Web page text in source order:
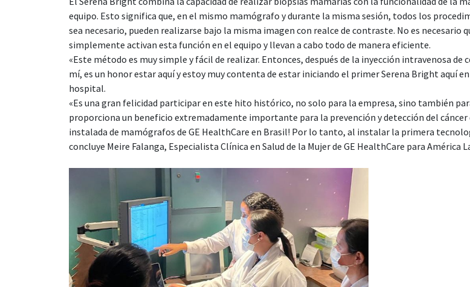
equipo. Esto significa que, en el mismo mamógrafo y durante la misma sesión, todos los
sea necesario, pueden realizarse bajo la misma imagen con realce de contraste. No es necesario
simplemente activan esta función en el equipo y llevan a cabo todo de manera eficiente.
«Este método es muy simple y fácil de realizar. Entonces, después de la inyección intravenosa
mí, es un honor estar aquí y estoy muy contenta de estar iniciando el primer Serena Bright aquí
hospital.
«Es una gran felicidad participar en este hito histórico, no solo para la empresa, sino también
proporciona un beneficio extremadamente importante para la prevención y detección del
instalada de mamógrafos de GE HealthCare en Brasil! Por lo tanto, al instalar la primera
concluye Meire Falanga, Especialista Clínica en Salud de la Mujer de GE HealthCare para América